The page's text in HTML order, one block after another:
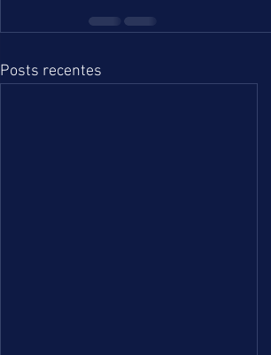
Posts recentes